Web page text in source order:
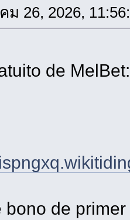
ม 26, 2026,
de
bono de